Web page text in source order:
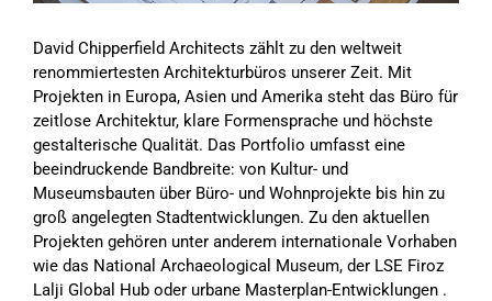
David Chipperfield Architects zählt zu den weltweit
renommiertesten Architekturbüros unserer Zeit. Mit
Projekten in Europa, Asien und Amerika steht das Büro für
zeitlose Architektur, klare Formensprache und höchste
gestalterische Qualität. Das Portfolio umfasst eine
beeindruckende Bandbreite: von Kultur- und
Museumsbauten über Büro- und Wohnprojekte bis hin zu
groß angelegten Stadtentwicklungen. Zu den aktuellen
Projekten gehören unter anderem internationale Vorhaben
wie das National Archaeological Museum, der LSE Firoz
Lalji Global Hub oder urbane Masterplan-Entwicklungen .